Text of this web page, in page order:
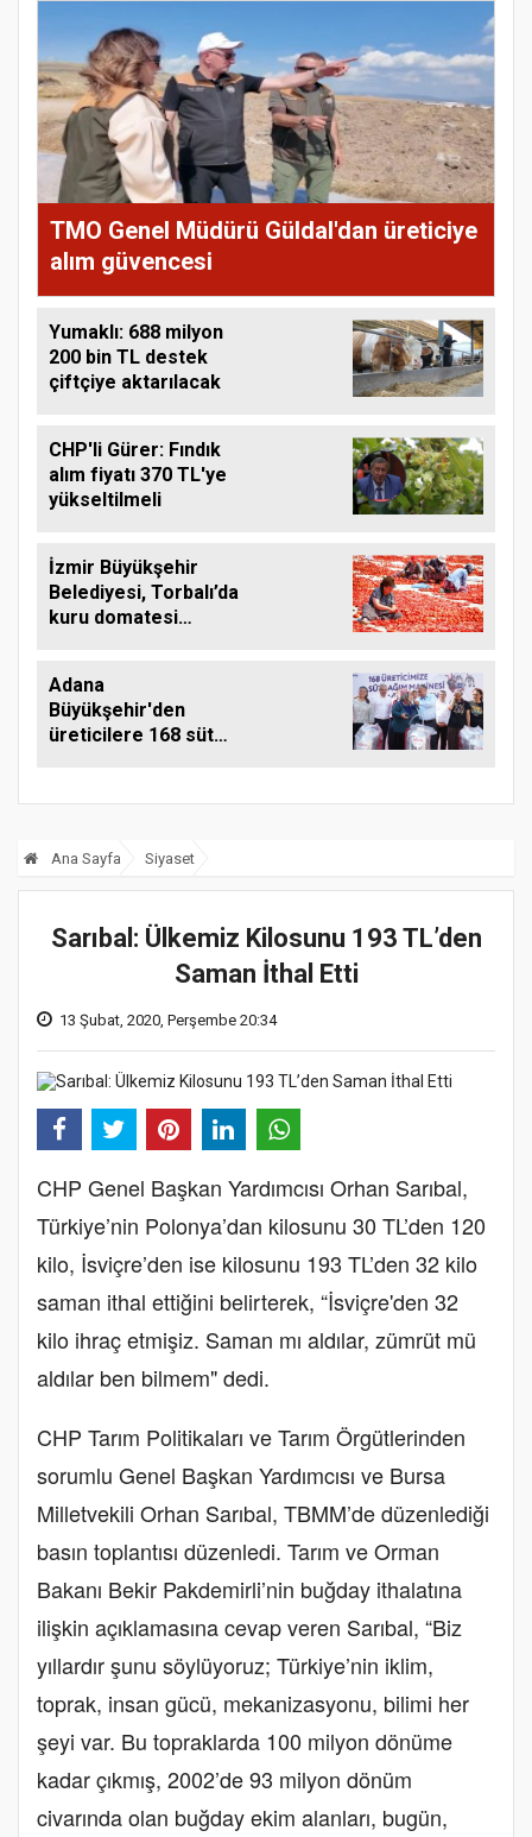
TMO Genel Müdürü Güldal'dan üreticiye
alım güvencesi
Yumaklı: 688 milyon
200 bin TL destek
çiftçiye aktarılacak
CHP'li Gürer: Fındık
alım fiyatı 370 TL'ye
yükseltilmeli
İzmir Büyükşehir
Belediyesi, Torbalı’da
kuru domatesi
Adana
Büyükşehir'den
üreticilere 168 süt
Ana Sayfa Siyaset
Sarıbal: Ülkemiz Kilosunu 193 TL’den
Saman İthal Etti
13 Şubat, 2020, Perşembe 20:34
CHP Genel Başkan Yardımcısı Orhan Sarıbal,
Türkiye’nin Polonya’dan kilosunu 30 TL’den 120
kilo, İsviçre’den ise kilosunu 193 TL’den 32 kilo
saman ithal ettiğini belirterek, “İsviçre'den 32
kilo ihraç etmişiz. Saman mı aldılar, zümrüt mü
aldılar ben bilmem" dedi.
CHP Tarım Politikaları ve Tarım Örgütlerinden
sorumlu Genel Başkan Yardımcısı ve Bursa
Milletvekili Orhan Sarıbal, TBMM’de düzenlediği
basın toplantısı düzenledi. Tarım ve Orman
Bakanı Bekir Pakdemirli’nin buğday ithalatına
ilişkin açıklamasına cevap veren Sarıbal, “Biz
yıllardır şunu söylüyoruz; Türkiye’nin iklim,
toprak, insan gücü, mekanizasyonu, bilimi her
şeyi var. Bu topraklarda 100 milyon dönüme
kadar çıkmış, 2002’de 93 milyon dönüm
civarında olan buğday ekim alanları, bugün,